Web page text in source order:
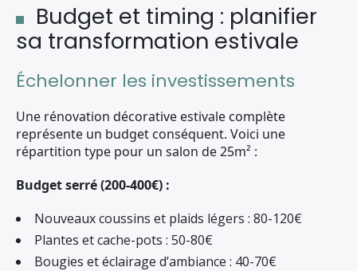
Budget et timing : planifier
sa transformation estivale
Échelonner les investissements
Une rénovation décorative estivale complète
représente un budget conséquent. Voici une
répartition type pour un salon de 25m² :
Budget serré (200-400€) :
Nouveaux coussins et plaids légers : 80-120€
Plantes et cache-pots : 50-80€
Bougies et éclairage d’ambiance : 40-70€